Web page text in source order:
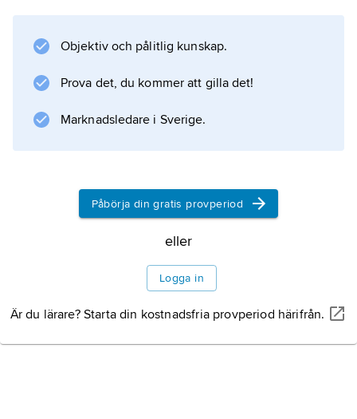
inlandet har utövat ett bestående inflytande
på den traditionella byggnadskulturen, som
lertegel
Information om artikeln
Objektiv och pålitlig kunskap.
Prova det, du kommer att gilla det!
Marknadsledare i Sverige.
Påbörja din gratis provperiod
eller
Logga in
Är du lärare? Starta din kostnadsfria provperiod härifrån.